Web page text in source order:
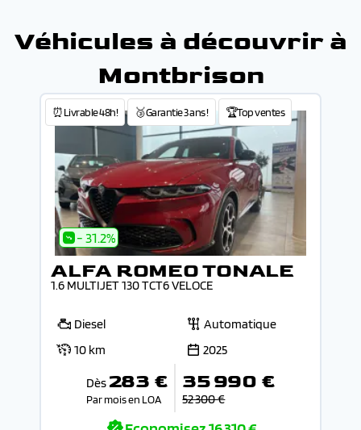
Véhicules à découvrir à
Montbrison
⏰Livrable 48h! 🥉Garantie 3 ans ! 🏆Top ventes
- 31.2%
ALFA ROMEO TONALE
1.6 MULTIJET 130 TCT6 VELOCE
Diesel
Automatique
10 km
2025
Dès 283 €
Par mois en LOA
35 990 €
52 300 €